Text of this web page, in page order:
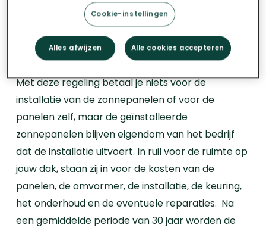
vooral geplaatst op sociale huurwoningen.
Kosteloze installatie van je
zonnepanelensysteem
Met deze regeling betaal je niets voor de
installatie van de zonnepanelen of voor de
panelen zelf, maar de geïnstalleerde
zonnepanelen blijven eigendom van het bedrijf
dat de installatie uitvoert. In ruil voor de ruimte op
jouw dak, staan zij in voor de kosten van de
panelen, de omvormer, de installatie, de keuring,
het onderhoud en de eventuele reparaties. Na
een gemiddelde periode van 30 jaar worden de
Cookie-instellingen
Alles afwijzen Alle cookies accepteren